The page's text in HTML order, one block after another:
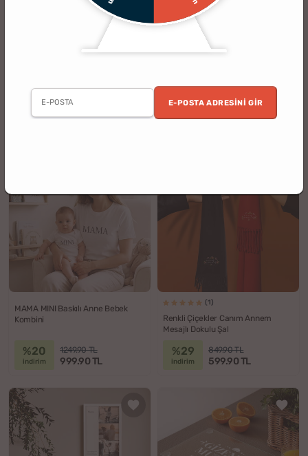
E-POSTA ADRESINI GIR
Fotoğraf Battaniyesi Seti
%25
MAMA MINI Baskılı Anne Bebek
Kombini
%20
indirim
1249.90 TL
999.90 TL
(1)
Renkli Çiçekler Canım Annem
Mesajlı Dokulu Şal
%29
indirim
849.90 TL
599.90 TL